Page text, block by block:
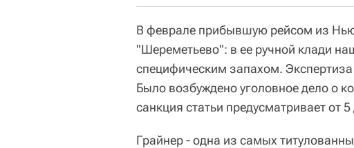
В феврале прибывшую рейсом из
"Шереметьево": в ее ручной клади
специфическим запахом.
Было возбуждено уголовное дело о
санкция статьи предусматривает от
Грайнер - одна из самых